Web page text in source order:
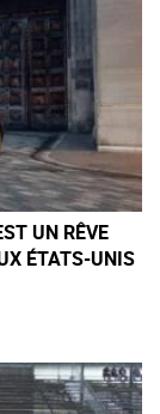
UN RÊVE
ÉTATS-UNIS